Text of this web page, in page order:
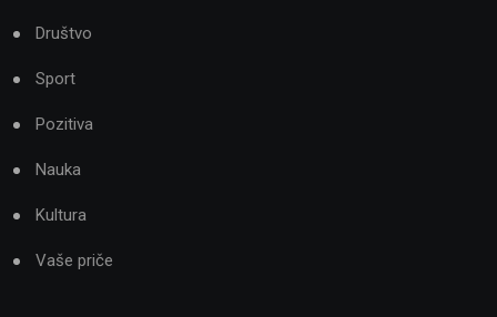
Društvo
Sport
Pozitiva
Nauka
Kultura
Vaše priče